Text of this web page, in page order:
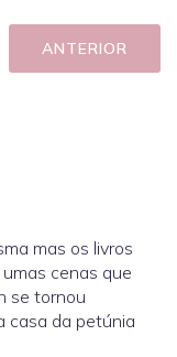
ANTERIOR
mas os livros
cenas que
se tornou
casa da petúnia